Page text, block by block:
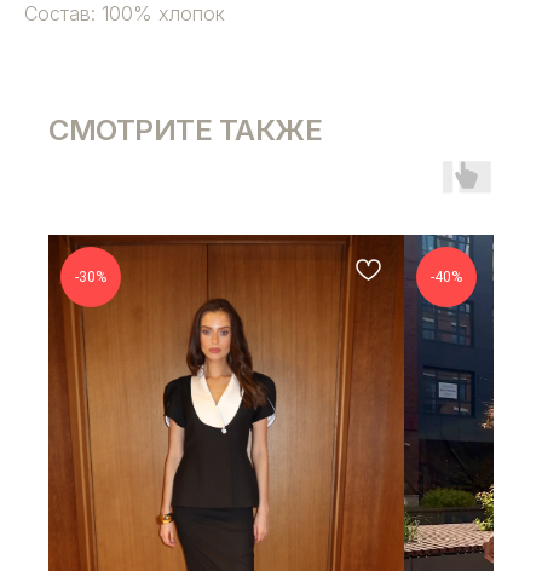
Состав: 100% хлопок
СМОТРИТЕ ТАКЖЕ
-30% -40%